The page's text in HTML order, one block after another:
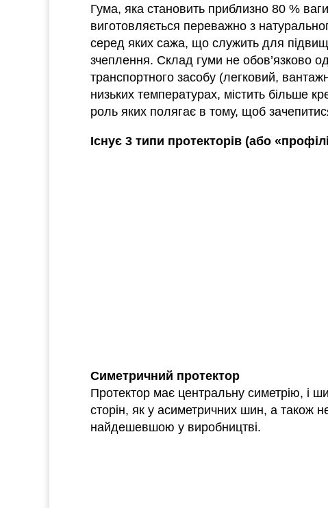
Гума, яка становить приблизно 80 %
виготовляється переважно з
серед яких сажа, що служить для
зчеплення. Склад гуми не обов’язково
транспортного засобу (легковий,
низьких температурах, містить більше
роль яких полягає в тому, щоб
Існує 3 типи протекторів (або
Симетричний протектор
Протектор має центральну симетрію, і
сторін, як у асиметричних шин, а також
найдешевшою у виробництві.